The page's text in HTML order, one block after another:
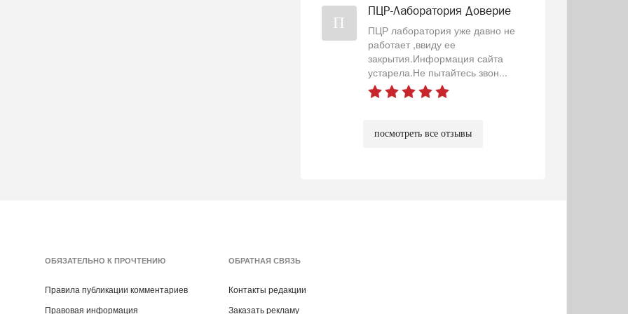
П
ПЦР-Лаборатория Доверие
ПЦР лаборатория уже давно не
работает ,ввиду ее
закрытия.Информация сайта
устарела.Не пытайтесь звон...
посмотреть все отзывы
ОБЯЗАТЕЛЬНО К ПРОЧТЕНИЮ
Правила публикации комментариев
Правовая информация
ОБРАТНАЯ СВЯЗЬ
Контакты редакции
Заказать рекламу